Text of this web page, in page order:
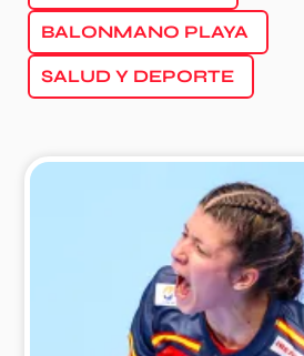
BALONMANO PLAYA
SALUD Y DEPORTE